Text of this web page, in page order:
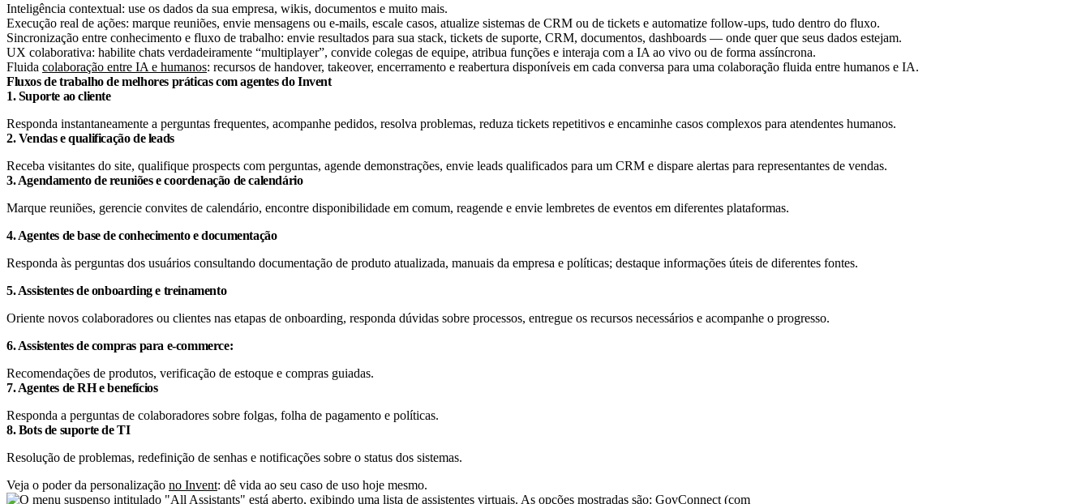
Inteligência contextual: use os dados da sua empresa, wikis, documentos e muito mais.
Execução real de ações: marque reuniões, envie mensagens ou e-mails, escale casos, atualize sistemas de CRM ou de tickets e automatize follow-ups, tudo dentro do fluxo.
Sincronização entre conhecimento e fluxo de trabalho: envie resultados para sua stack, tickets de suporte, CRM, documentos, dashboards — onde quer que seus dados estejam.
UX colaborativa: habilite chats verdadeiramente “multiplayer”, convide colegas de equipe, atribua funções e interaja com a IA ao vivo ou de forma assíncrona.
Fluida colaboração entre IA e humanos: recursos de handover, takeover, encerramento e reabertura disponíveis em cada conversa para uma colaboração fluida entre humanos e IA.
Fluxos de trabalho de melhores práticas com agentes do Invent
1. Suporte ao cliente
Responda instantaneamente a perguntas frequentes, acompanhe pedidos, resolva problemas, reduza tickets repetitivos e encaminhe casos complexos para atendentes humanos.
2. Vendas e qualificação de leads
Receba visitantes do site, qualifique prospects com perguntas, agende demonstrações, envie leads qualificados para um CRM e dispare alertas para representantes de vendas.
3. Agendamento de reuniões e coordenação de calendário
Marque reuniões, gerencie convites de calendário, encontre disponibilidade em comum, reagende e envie lembretes de eventos em diferentes plataformas.
4. Agentes de base de conhecimento e documentação
Responda às perguntas dos usuários consultando documentação de produto atualizada, manuais da empresa e políticas; destaque informações úteis de diferentes fontes.
5. Assistentes de onboarding e treinamento
Oriente novos colaboradores ou clientes nas etapas de onboarding, responda dúvidas sobre processos, entregue os recursos necessários e acompanhe o progresso.
6. Assistentes de compras para e-commerce:
Recomendações de produtos, verificação de estoque e compras guiadas.
7. Agentes de RH e benefícios
Responda a perguntas de colaboradores sobre folgas, folha de pagamento e políticas.
8. Bots de suporte de TI
Resolução de problemas, redefinição de senhas e notificações sobre o status dos sistemas.
Veja o poder da personalização no Invent: dê vida ao seu caso de uso hoje mesmo.